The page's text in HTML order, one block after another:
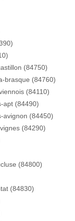
(84750)
brasque (84760)
(84110)
apt (84490)
avignon (84450)
(84290)
(84800)
(84830)